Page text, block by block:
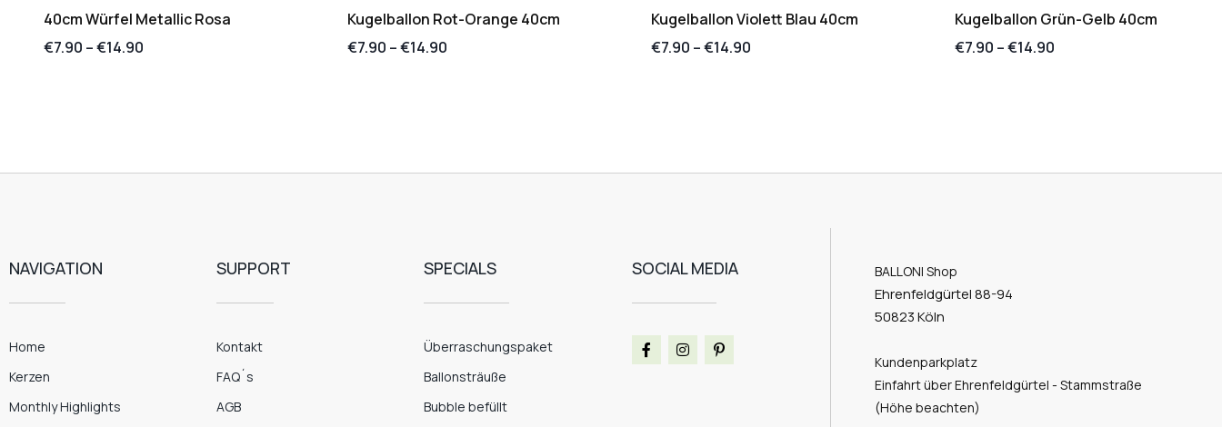
40cm Würfel Metallic Rosa
€7.90 –€14.90
Kugelballon Rot-Orange 40cm
€7.90 –€14.90
Kugelballon Violett Blau 40cm
€7.90 –€14.90
Kugelballon Grün-Gelb 40cm
€7.90 –€14.90
NAVIGATION
Home
Kerzen
Monthly Highlights
SUPPORT
Kontakt
FAQ´s
AGB
SPECIALS
Überraschungspaket
Ballonsträuße
Bubble befüllt
SOCIAL MEDIA BALLONI Shop
Ehrenfeldgürtel 88-94
50823 Köln
Kundenparkplatz
Einfahrt über Ehrenfeldgürtel - Stammstraße
(Höhe beachten)